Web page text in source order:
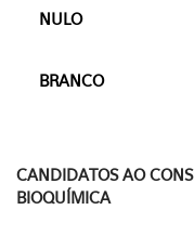
NULO
BRANCO
CANDIDATOS AO
BIOQUÍMICA